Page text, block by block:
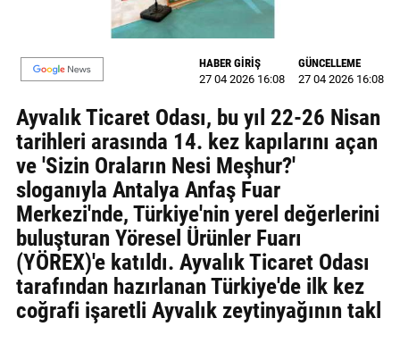
BİZE
Künye
İletişim
Gizlilik
Politikası
HABER GİRİŞ
27 04 2026 16:08
GÜNCELLEME
27 04 2026 16:08
Ayvalık Ticaret Odası, bu yıl 22-26 Nisan
tarihleri arasında 14. kez kapılarını açan
ve 'Sizin Oraların Nesi Meşhur?'
sloganıyla Antalya Anfaş Fuar
Merkezi'nde, Türkiye'nin yerel değerlerini
buluşturan Yöresel Ürünler Fuarı
(YÖREX)'e katıldı. Ayvalık Ticaret Odası
tarafından hazırlanan Türkiye'de ilk kez
coğrafi işaretli Ayvalık zeytinyağının takl